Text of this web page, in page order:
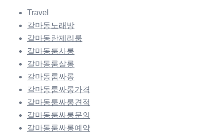
Travel
갈마동노래방
갈마동란제리룸
갈마동룸사롱
갈마동룸살롱
갈마동룸싸롱
갈마동룸싸롱가격
갈마동룸싸롱견적
갈마동룸싸롱문의
갈마동룸싸롱예약